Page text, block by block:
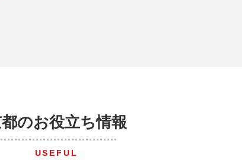
のお役立ち情報
USEFUL